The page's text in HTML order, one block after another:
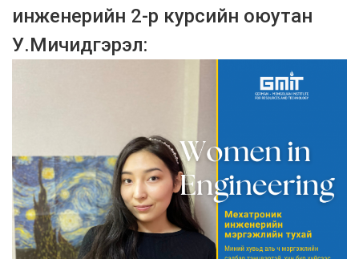
инженерийн 2-р курсийн оюутан
У.Мичидгэрэл: